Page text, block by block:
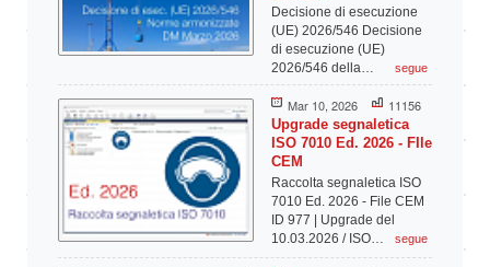
Decisione di esecuzione
(UE) 2026/546 Decisione
di esecuzione (UE)
2026/546 della…
segue
Mar 10, 2026 11156
Upgrade segnaletica
ISO 7010 Ed. 2026 - FIle
CEM
Raccolta segnaletica ISO
7010 Ed. 2026 - File CEM
ID 977 | Upgrade del
10.03.2026 / ISO…
segue